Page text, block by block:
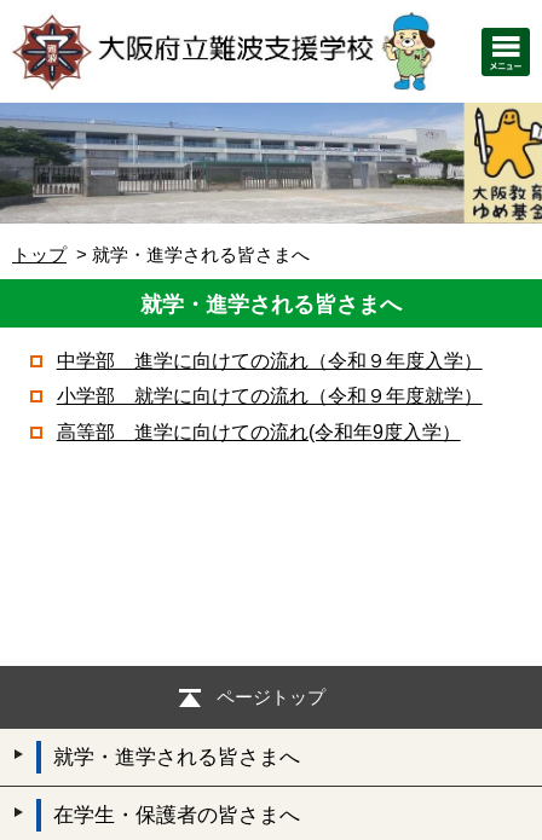
トップ 就学・進学される皆さまへ
就学・進学される皆さまへ
中学部 進学に向けての流れ（令和９年度入学）
小学部 就学に向けての流れ（令和９年度就学）
高等部 進学に向けての流れ(令和年9度入学）
ページトップ
就学・進学される皆さまへ
在学生・保護者の皆さまへ